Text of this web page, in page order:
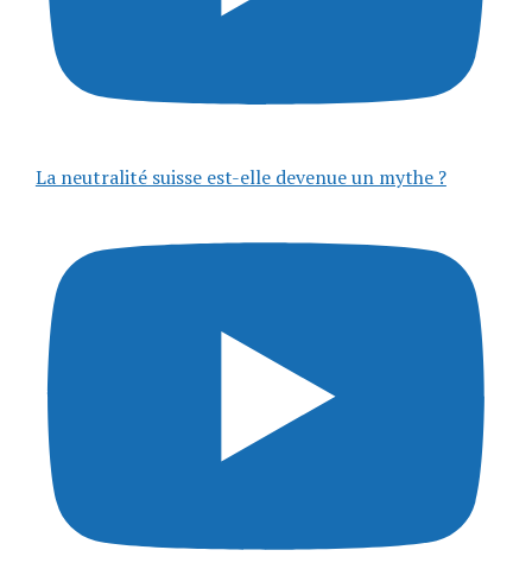
La neutralité suisse est-elle devenue un mythe ?